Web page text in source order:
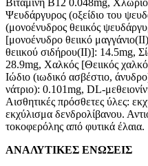
Ψευδάργυρος (οξείδιο του
(μονοένυδρος θειικός
[μονοένυδρο θειικό
θειικού σιδήρου(ΙΙ)]: 14.5mg,
28.9mg, Χαλκός [Θειικός
Ιώδιο (ιωδικό ασβέστιο,
νάτριο): 0.101mg, DL-
Aισθητικές πρόσθετες ύλες:
εκχύλισμα δενδρολίβανου.
τοκοφερόλης από φυτικά έλαια.
ΑΝΑΛΥΤΙΚΕΣ ΕΝΩΣΕΙΣ